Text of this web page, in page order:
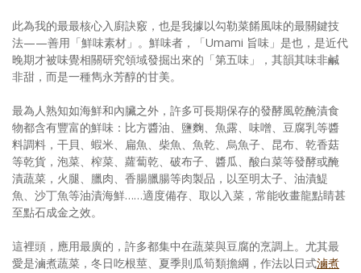
此為我的最最核心入廚訣竅，也是我據以勾勒菜餚風味的最關鍵技
法——善用「鮮味素材」。鮮味者，「Umami 旨味」是也，是近代
晚期才被味覺相關研究領域發掘出來的「第五味」，其韻其味非鹹
非甜，而是一種雋永芳醇的甘美。
最為人熟知如海鮮和內臟之外，許多可長期保存的發酵風乾醃漬食
物都含有豐富的鮮味：比方醬油、鹽麴、魚露、味噌、豆腐乳等醬
料調料，干貝、蝦米、扁魚、柴魚、魚乾、烏魚子、昆布、乾香菇
等乾貨，泡菜、榨菜、蘿蔔乾、破布子、醬瓜、酸白菜等發酵或醃
漬蔬菜，火腿、臘肉、香腸臘腸等肉製品，以至明太子、油漬鯷
魚、沙丁魚等油漬海鮮……適度備存、取以入菜，常能收畫龍點睛甚
至點石成金之效。
這裡頭，應用最廣的，許多都集中在蔬菜與豆腐的烹調上。尤其最
愛是滷煮蔬菜，冬日吃根莖、夏季則瓜筍類擔綱，作法以日式滷煮